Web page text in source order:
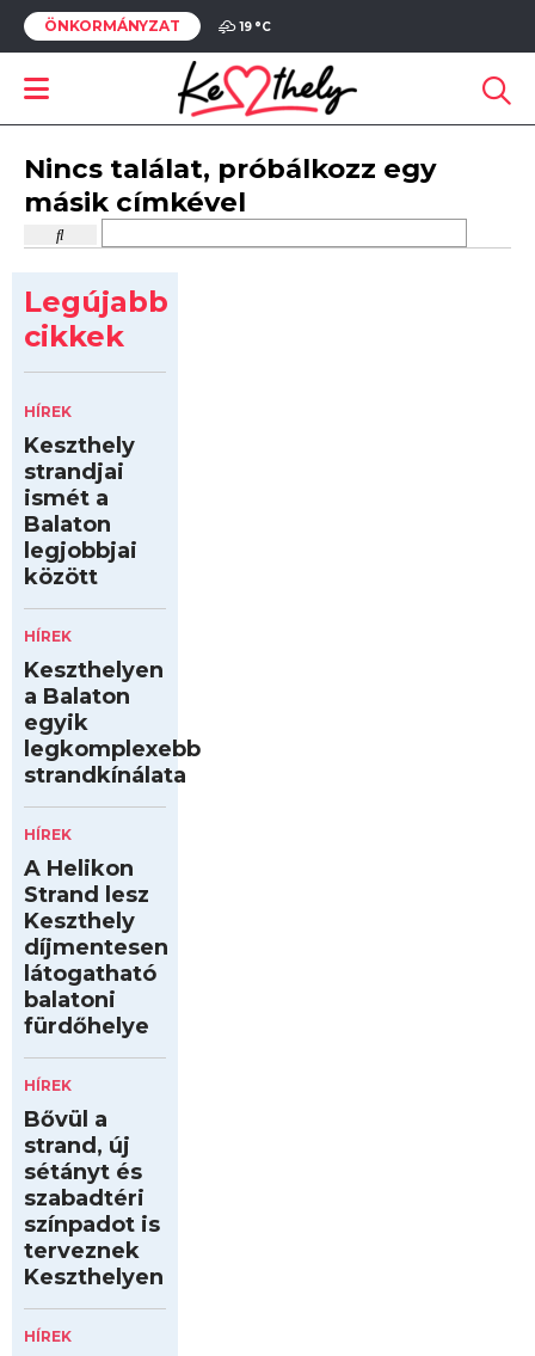
ÖNKORMÁNYZAT 19 °C
Nincs találat, próbálkozz egy
másik címkével
Legújabb
cikkek
HÍREK
Keszthely
strandjai
ismét a
Balaton
legjobbjai
között
HÍREK
Keszthelyen
a Balaton
egyik
legkomplexebb
strandkínálata
HÍREK
A Helikon
Strand lesz
Keszthely
díjmentesen
látogatható
balatoni
fürdőhelye
HÍREK
Bővül a
strand, új
sétányt és
szabadtéri
színpadot is
terveznek
Keszthelyen
HÍREK